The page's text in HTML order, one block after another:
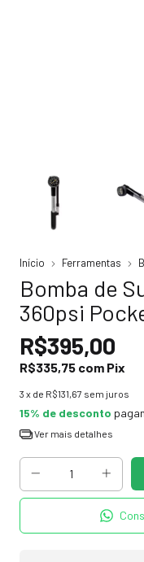
Início Ferramentas
Bomba de
360psi
R$395,00
R$335,75 com Pix
3 x de R$131,67 sem juros
15% de desconto
Ver mais detalhes